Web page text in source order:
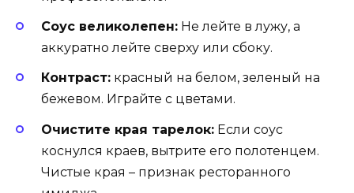
Соус великолепен: Не лейте в лужу, а
аккуратно лейте сверху или сбоку.
Контраст: красный на белом, зеленый на
бежевом. Играйте с цветами.
Очистите края тарелок: Если соус
коснулся краев, вытрите его полотенцем.
Чистые края – признак ресторанного